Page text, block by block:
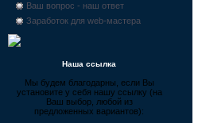
Ваш вопрос - наш ответ
Заработок для web-мастера
Наша ссылка
Мы будем благодарны, если Вы
установите у себя нашу ссылку (на
Ваш выбор, любой из
предложенных вариантов):